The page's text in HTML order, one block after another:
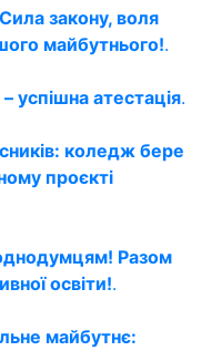
закону, воля
майбутнього!.
успішна атестація.
коледж бере
проєкті
Разом
освіти!.
майбутнє: